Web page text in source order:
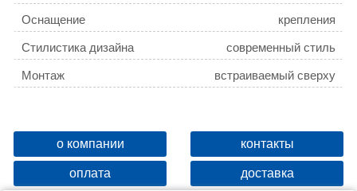
Оснащение крепления
Стилистика дизайна современный стиль
Монтаж встраиваемый сверху
о компании контакты
оплата доставка